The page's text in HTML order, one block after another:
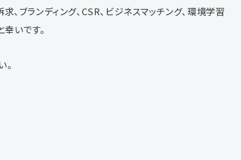
、ブランディング、 CSR、ビジネスマッチング、環境学習
いです。
。